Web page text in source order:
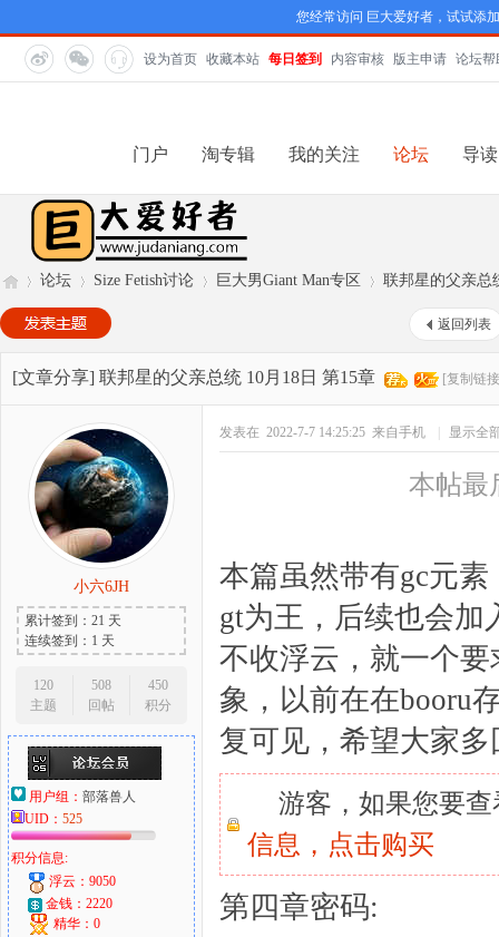
您经常访问 巨大爱好者，试试添
设为首页 收藏本站 每日签到 内容审核 版主申请 论坛帮
门户 淘专辑 我的关注 论坛 导读
巨
爱
»
论坛
›
Size Fetish讨论
›
巨大男Giant Man专区
›
联邦星的父亲总
返回列表
[文章分享] 联邦星的父亲总统 10月18日 第15章 [复制链
小六6JH
累计签到：21 天
连续签到：1 天
120
主题
508
回帖
450
积分
用户组： 部落兽人
UID： 525
积分信息:
浮云：9050
金钱：2220
精华：0
发表在 2022-7-7 14:25:25 来自手机 显示全
本帖最
本篇虽然带有gc元
gt为王，后续也会加
不收浮云，就一个
象，以前在在booru
复可见，希望大家
游客，如果您要
信息， 点击购买
第四章密码: